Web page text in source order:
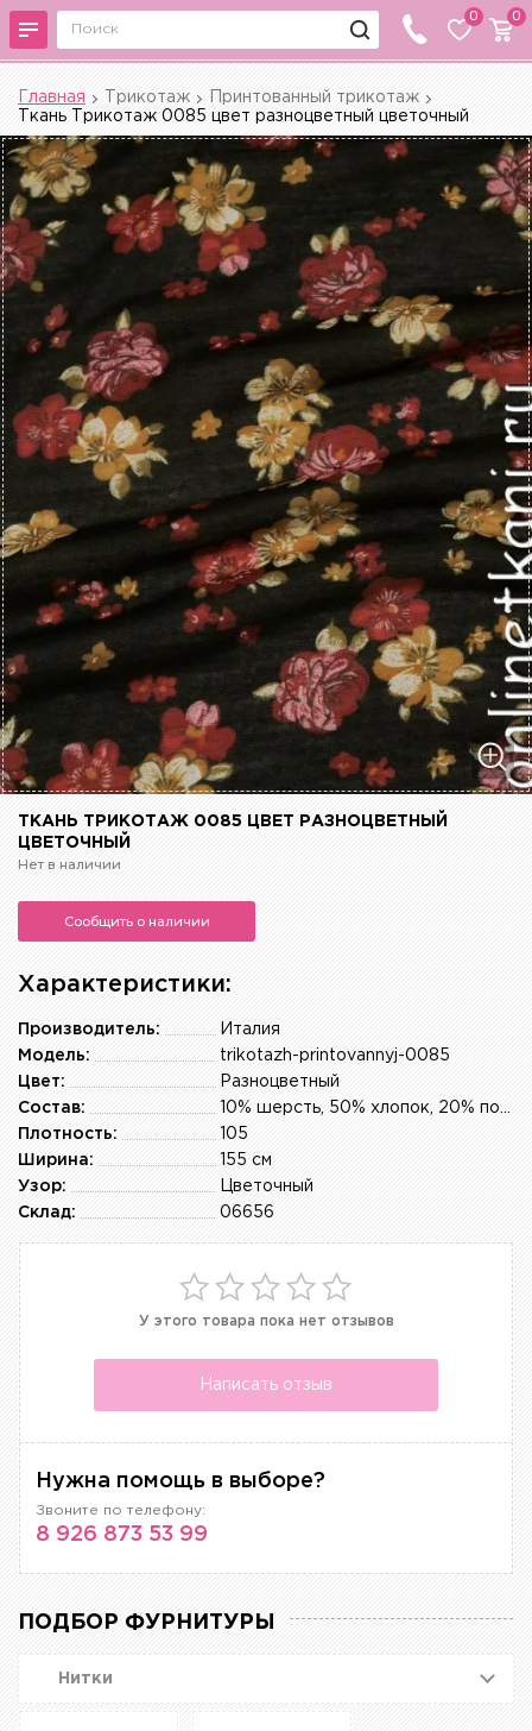
0 0
Главная Трикотаж
Принтованный трикотаж
Ткань Трикотаж 0085 цвет разноцветный цветочный
ТКАНЬ ТРИКОТАЖ 0085 ЦВЕТ РАЗНОЦВЕТНЫЙ
ЦВЕТОЧНЫЙ
Нет в наличии
Сообщить о наличии
Характеристики:
Италия
Производитель:
trikotazh-printovannyj-0085
Модель:
Разноцветный
Цвет:
10% шерсть, 50% хлопок, 20% полиэстер, 10% эластан
Состав:
105
Плотность:
155 см
Ширина:
Цветочный
Узор:
06656
Склад:
У этого товара пока нет отзывов
Написать отзыв
Нужна помощь в выборе?
Звоните по телефону:
8 926 873 53 99
ПОДБОР ФУРНИТУРЫ
Нитки